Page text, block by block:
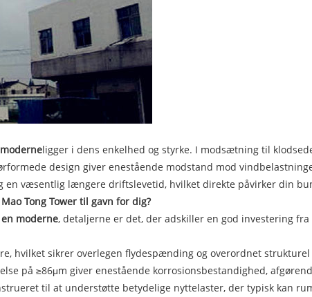
ligger i dens enkelhed og styrke. I modsætning til
design giver enestående modstand mod
en væsentlig længere driftslevetid, hvilket direkte påvirker din
Tong Tower til gavn for dig?
moderne, detaljerne er det, der adskiller en god investering
hvilket sikrer overlegen flydespænding og overordnet
på ≥86μm giver enestående korrosionsbestandighed,
til at understøtte betydelige nyttelaster, der typisk kan